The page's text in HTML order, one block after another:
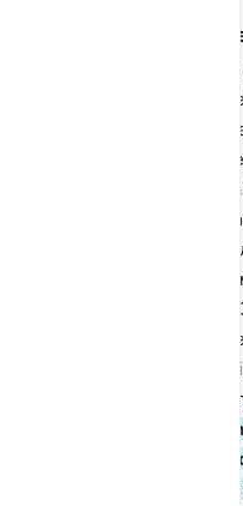
Lire dans le
Chapitre 55, Page 532,
Tout ce qui est
[Seule] subsistera
Seigneur, plein de
Lequel donc des
Ceux qui
L’implorent. Chaque
Lequel
entreprendre votre
charges [hommes et
bienfaits de votre
peuple de djinns et
sortir du domaine
faites-le. Mais vous